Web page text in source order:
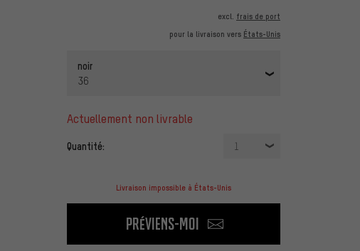
excl. frais de port
pour la livraison vers États-Unis
noir
36
actuellement non livrable
Quantité: 1
Livraison impossible à États-Unis
Préviens-moi